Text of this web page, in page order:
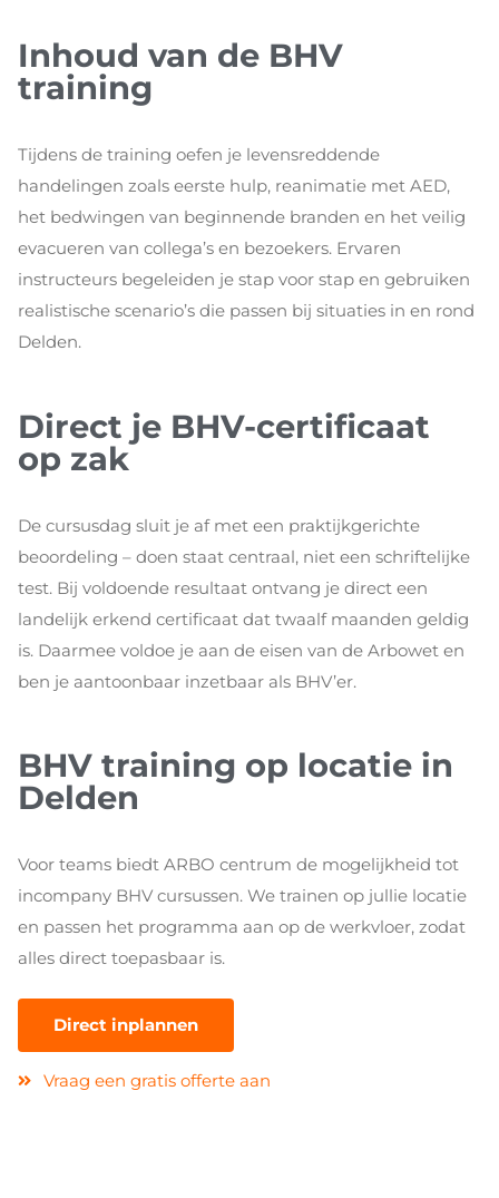
Inhoud van de BHV
training
Tijdens de training oefen je levensreddende
handelingen zoals eerste hulp, reanimatie met AED,
het bedwingen van beginnende branden en het veilig
evacueren van collega’s en bezoekers. Ervaren
instructeurs begeleiden je stap voor stap en gebruiken
realistische scenario’s die passen bij situaties in en rond
Delden.
Direct je BHV-certificaat
op zak
De cursusdag sluit je af met een praktijkgerichte
beoordeling – doen staat centraal, niet een schriftelijke
test. Bij voldoende resultaat ontvang je direct een
landelijk erkend certificaat dat twaalf maanden geldig
is. Daarmee voldoe je aan de eisen van de Arbowet en
ben je aantoonbaar inzetbaar als BHV’er.
BHV training op locatie in
Delden
Voor teams biedt ARBO centrum de mogelijkheid tot
incompany BHV cursussen. We trainen op jullie locatie
en passen het programma aan op de werkvloer, zodat
alles direct toepasbaar is.
Direct inplannen
Vraag een gratis offerte aan